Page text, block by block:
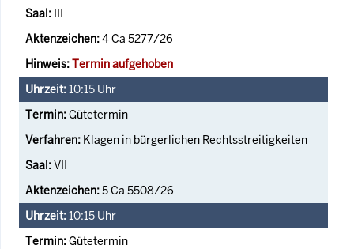
III
4 Ca 5277/26
Termin aufgehoben
10:15 Uhr
Gütetermin
Klagen in bürgerlichen Rechtsstreitigkeiten
VII
5 Ca 5508/26
10:15 Uhr
Gütetermin